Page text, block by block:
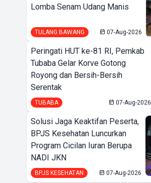
Lomba Senam Udang Manis
TULANG BAWANG 07-Aug-2026
Peringati HUT ke-81 RI, Pemkab
Tubaba Gelar Korve Gotong
Royong dan Bersih-Bersih
Serentak
TUBABA 07-Aug-2026
Solusi Jaga Keaktifan Peserta,
BPJS Kesehatan Luncurkan
Program Cicilan Iuran Berupa
NADI JKN
BPJS KESEHATAN 07-Aug-2026